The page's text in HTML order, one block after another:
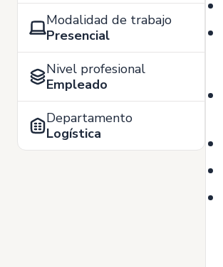
Modalidad de trabajo
Presencial
Nivel profesional
Empleado
Departamento
Logística